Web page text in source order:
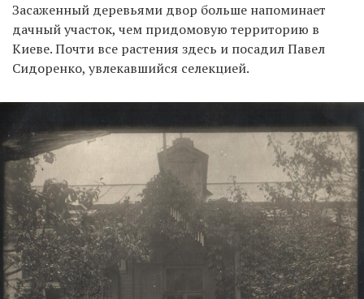
Засаженный деревьями двор больше напоминает
дачный участок, чем придомовую территорию в
Киеве. Почти все растения здесь и посадил Павел
Сидоренко, увлекавшийся селекцией.